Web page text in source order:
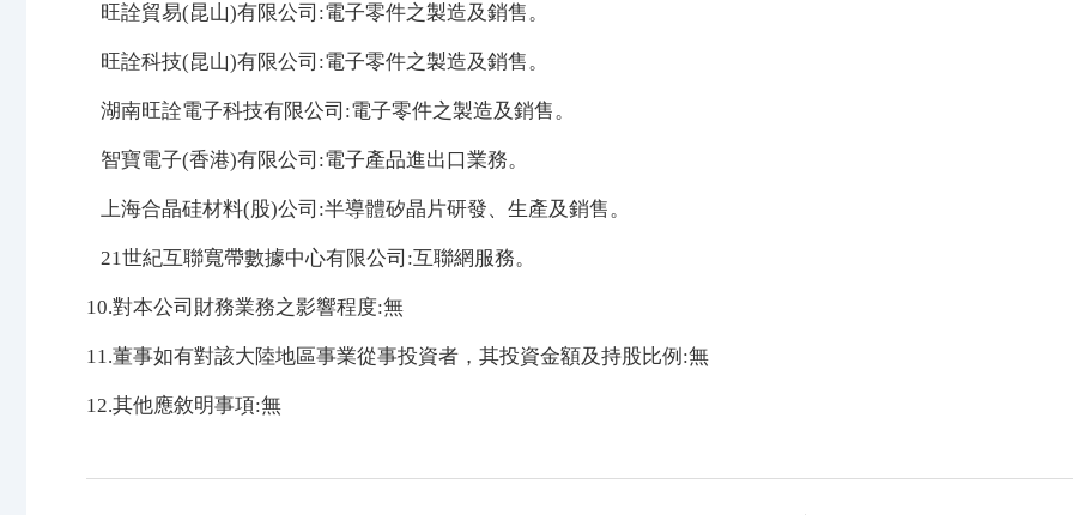
旺詮貿易(昆山)有限公司:電子零件之製造及銷售。
旺詮科技(昆山)有限公司:電子零件之製造及銷售。
湖南旺詮電子科技有限公司:電子零件之製造及銷售。
智寶電子(香港)有限公司:電子產品進出口業務。
上海合晶硅材料(股)公司:半導體矽晶片研發、生產及銷售。
21世紀互聯寬帶數據中心有限公司:互聯網服務。
10.對本公司財務業務之影響程度:無
11.董事如有對該大陸地區事業從事投資者，其投資金額及持股比例:無
12.其他應敘明事項:無